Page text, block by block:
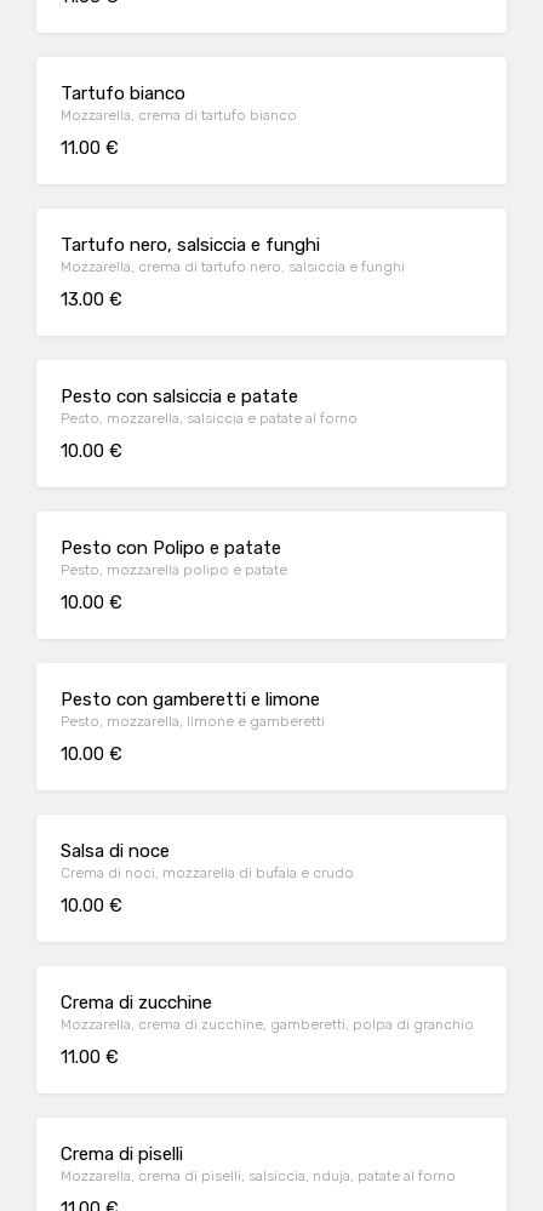
Tartufo bianco
Mozzarella, crema di tartufo bianco
11.00 €
Tartufo nero, salsiccia e funghi
Mozzarella, crema di tartufo nero, salsiccia e funghi
13.00 €
Pesto con salsiccia e patate
Pesto, mozzarella, salsiccia e patate al forno
10.00 €
Pesto con Polipo e patate
Pesto, mozzarella polipo e patate
10.00 €
Pesto con gamberetti e limone
Pesto, mozzarella, limone e gamberetti
10.00 €
Salsa di noce
Crema di noci, mozzarella di bufala e crudo
10.00 €
Crema di zucchine
Mozzarella, crema di zucchine, gamberetti, polpa di granchio
11.00 €
Crema di piselli
Mozzarella, crema di piselli, salsiccia, nduja, patate al forno